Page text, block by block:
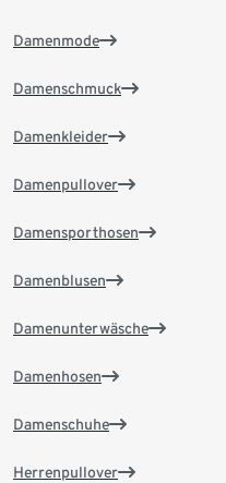
Damenmode
Damenschmuck
Damenkleider
Damenpullover
Damensporthosen
Damenblusen
Damenunterwäsche
Damenhosen
Damenschuhe
Herrenpullover